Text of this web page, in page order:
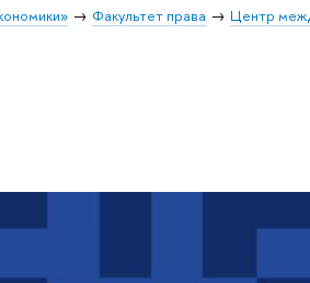
Факультет права
Центр